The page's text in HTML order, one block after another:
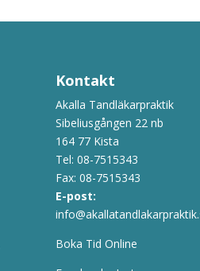
Kontakt
Akalla Tandläkarpraktik
Sibeliusgången 22 nb
164 77 Kista
Tel: 08-7515343
Fax: 08-7515343
E-post:
Boka Tid Online